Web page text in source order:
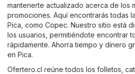
mantenerte actualizado acerca de los
promociones. Aquí encontrarás todas
Pica, como Copec. Nuestro sitio está
los usuarios, permitiéndote encontrar
rápidamente. Ahorra tiempo y dinero
en Pica.
Ofertero.cl reúne todos los folletos,